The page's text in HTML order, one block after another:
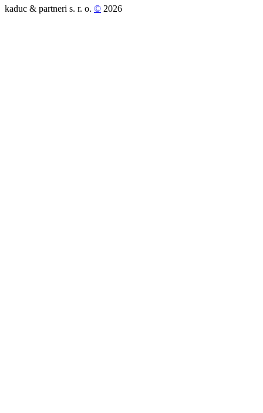
kaduc & partneri s. r. o. © 2026